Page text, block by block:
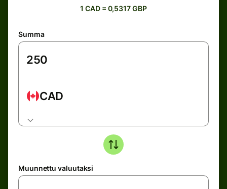
1 CAD = 0,5317 GBP
Summa
CAD
Muunnettu valuutaksi